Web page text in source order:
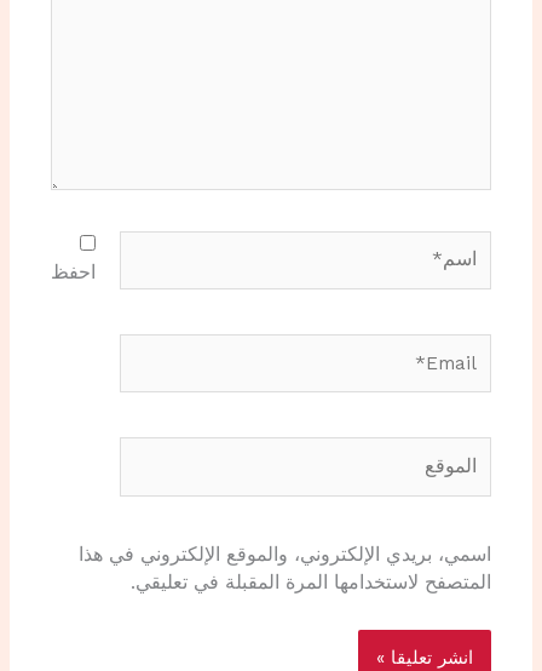
احفظ
اسمي، بريدي الإلكتروني، والموقع الإلكتروني في هذا
المتصفح لاستخدامها المرة المقبلة في تعليقي.